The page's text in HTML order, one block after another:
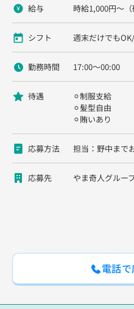
給与 時給1,000円〜（
シフト 週末だけでも
勤務時間 17:00〜00:00
待遇
⚪︎制服支給
⚪︎髪型自由
⚪︎賄いあり
応募方法 担当：野中まで
応募先 やま奇人グルー
電話